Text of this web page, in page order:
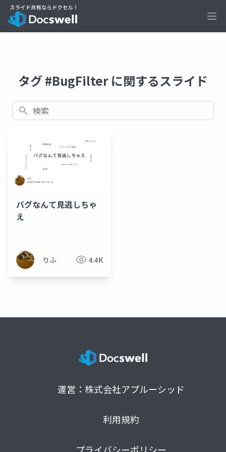
タグ #BugFilter に関するスライド
検索
バグなんて見逃しちゃ
え
りふ 4.4K
運営：株式会社アプルーシッド
利用規約
プライバシーポリシー